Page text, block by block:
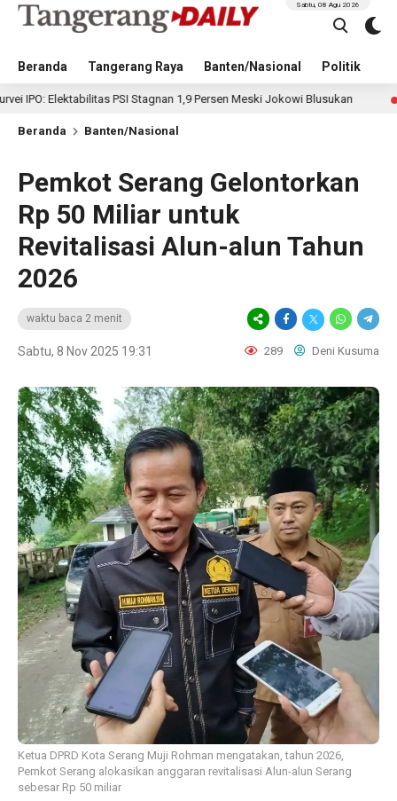
Beranda Tangerang Raya Banten/Nasional Politik
Sabtu, 08 Agu 2026
PSI Stagnan 1,9 Persen Meski Jokowi Blusukan 18 jam lalu
Beranda Banten/Nasional
Pemkot Serang Gelontorkan
Rp 50 Miliar untuk
Revitalisasi Alun-alun Tahun
2026
waktu baca 2 menit
Sabtu, 8 Nov 2025 19:31 289 Deni Kusuma
Ketua DPRD Kota Serang Muji Rohman mengatakan, tahun 2026,
Pemkot Serang alokasikan anggaran revitalisasi Alun-alun Serang
sebesar Rp 50 miliar